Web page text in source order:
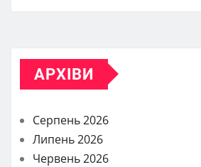
АРХІВИ
Серпень 2026
Липень 2026
Червень 2026